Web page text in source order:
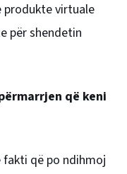
produkte virtuale
për shendetin
që keni
që po ndihmoj